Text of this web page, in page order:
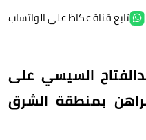
تابع قناة عكاظ على الواتساب
السيسي على
بمنطقة الشرق